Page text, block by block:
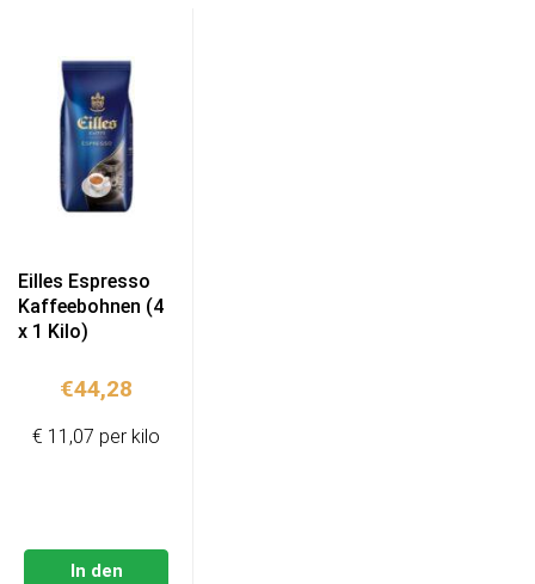
Eilles Espresso
Kaffeebohnen (4
x 1 Kilo)
€44,28
In den
€ 11,07 per kilo